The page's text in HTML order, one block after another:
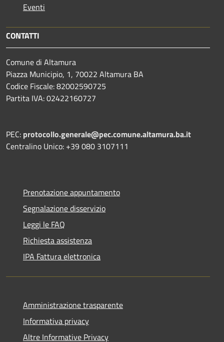
Eventi
CONTATTI
Comune di Altamura
Piazza Municipio, 1, 70022 Altamura BA
Codice Fiscale: 82002590725
Partita IVA: 02422160727
PEC: protocollo.generale@pec.comune.altamura.ba.it
Centralino Unico: +39 080 3107111
Prenotazione appuntamento
Segnalazione disservizio
Leggi le FAQ
Richiesta assistenza
IPA Fattura elettronica
Amministrazione trasparente
Informativa privacy
Altre Informative Privacy